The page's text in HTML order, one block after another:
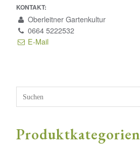
KONTAKT:
Oberleitner Gartenkultur
0664 5222532
E-Mail
Produktkategorien